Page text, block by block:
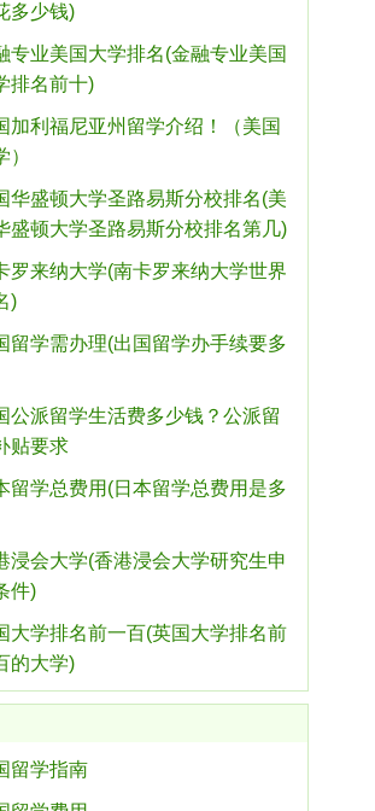
多少钱)
专业美国大学排名(金融专业美国
排名前十)
加利福尼亚州留学介绍！（美国
）
华盛顿大学圣路易斯分校排名(美
盛顿大学圣路易斯分校排名第几)
罗来纳大学(南卡罗来纳大学世界
)
留学需办理(出国留学办手续要多
公派留学生活费多少钱？公派留
贴要求
留学总费用(日本留学总费用是多
浸会大学(香港浸会大学研究生申
件)
大学排名前一百(英国大学排名前
的大学)
留学指南